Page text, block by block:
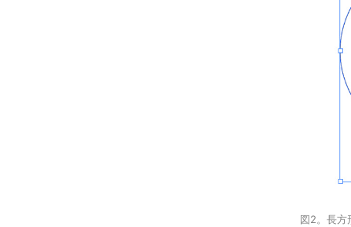
図2。長方